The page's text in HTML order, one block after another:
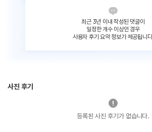
최근 3년 이내 작성된 댓글이
일정한 개수 이상인 경우
사용자 후기 요약 정보가 제공됩니
사진 후기
등록된 사진 후기가 없습니다.